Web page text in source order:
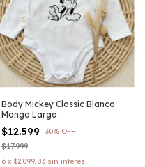
Body Mickey Classic Blanco
Manga Larga
$12.599 -30% OFF
$17.999
6 x $2.099,83 sin interés